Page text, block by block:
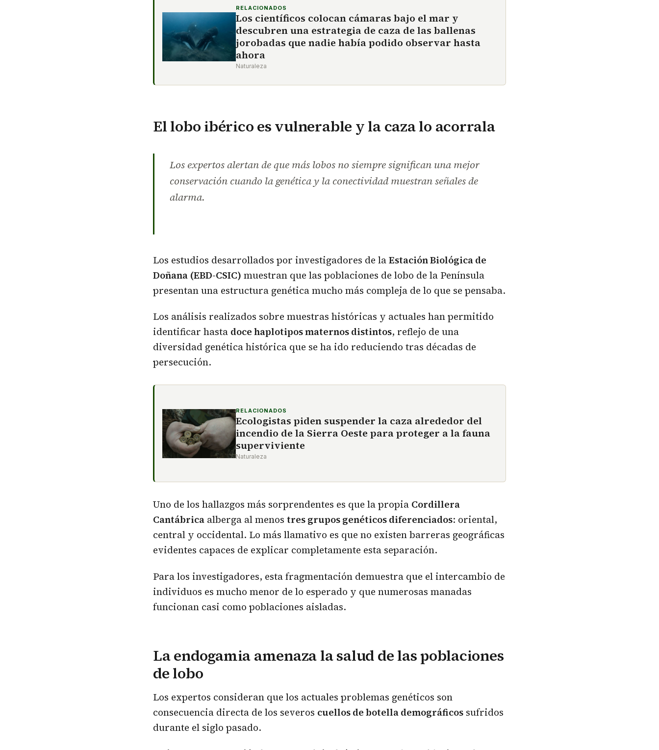
RELACIONADOS
Los científicos colocan cámaras bajo el mar y
descubren una estrategia de caza de las ballenas
jorobadas que nadie había podido observar hasta
ahora
Naturaleza
El lobo ibérico es vulnerable y la caza lo acorrala
Los expertos alertan de que más lobos no siempre significan una mejor
conservación cuando la genética y la conectividad muestran señales de
alarma.
Los estudios desarrollados por investigadores de laEstación Biológica de
Doñana (EBD-CSIC) muestran que las poblaciones de lobo de la Península
presentan una estructura genética mucho más compleja de lo que se pensaba.
Los análisis realizados sobre muestras históricas y actuales han permitido
identificar hasta doce haplotipos maternos distintos, reflejo de una
diversidad genética histórica que se ha ido reduciendo tras décadas de
persecución.
RELACIONADOS
Ecologistas piden suspender la caza alrededor del
incendio de la Sierra Oeste para proteger a la fauna
superviviente
Naturaleza
Uno de los hallazgos más sorprendentes es que la propia Cordillera
Cantábrica alberga al menos tres grupos genéticos diferenciados: oriental,
central y occidental. Lo más llamativo es que no existen barreras geográficas
evidentes capaces de explicar completamente esta separación.
Para los investigadores, esta fragmentación demuestra que el intercambio de
individuos es mucho menor de lo esperado y que numerosas manadas
funcionan casi como poblaciones aisladas.
La endogamia amenaza la salud de las poblaciones
de lobo
Los expertos consideran que los actuales problemas genéticos son
consecuencia directa de los severos cuellos de botella demográficos sufridos
durante el siglo pasado.